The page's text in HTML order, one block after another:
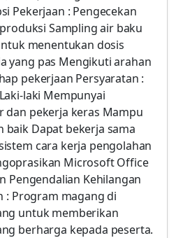
Pekerjaan : Pengecekan
Sampling air baku
menentukan dosis
yang pas Mengikuti arahan
pekerjaan Persyaratan :
laki Mempunyai
dan pekerja keras Mampu
Dapat bekerja sama
cara kerja pengolahan
Microsoft Office
Pengendalian Kehilangan
: Program magang di
untuk memberikan
berharga kepada peserta.